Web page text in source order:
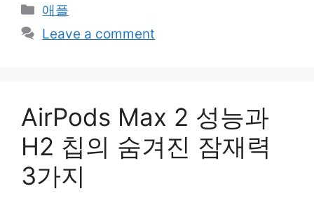
Categories
애플
Leave a comment
AirPods Max 2 성능과
H2 칩의 숨겨진 잠재력
3가지